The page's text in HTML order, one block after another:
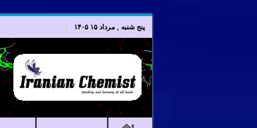
پنج شنبه , مرداد ۱۵ ۱۴۰۵